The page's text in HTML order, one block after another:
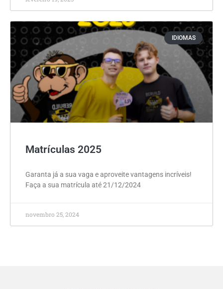
IDIOMAS
Matrículas 2025
Garanta já a sua vaga e aproveite vantagens incríveis!
Faça a sua matrícula até 21/12/2024
novembro 25, 2024